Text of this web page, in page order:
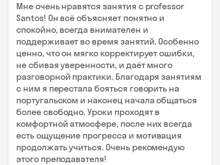
Мне очень нравятся занятия с professor
Santos! Он всё объясняет понятно и
спокойно, всегда внимателен и
поддерживает во время занятий. Особенно
ценно, что он мягко корректирует ошибки,
не сбивая уверенности, и даёт много
разговорной практики. Благодаря занятиям
с ним я перестала бояться говорить на
португальском и наконец начала общаться
более свободно. Уроки проходят в
комфортной атмосфере, после них всегда
есть ощущение прогресса и мотивация
продолжать учиться. Очень рекомендую
этого преподавателя!